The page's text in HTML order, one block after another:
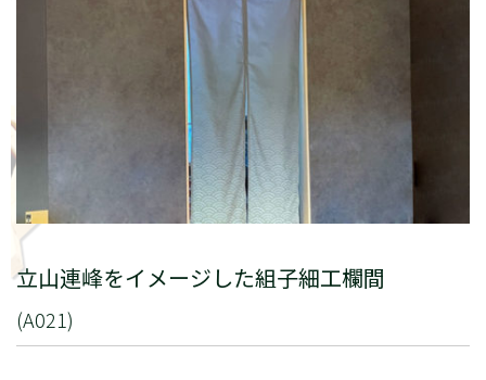
立山連峰をイメージした組子細工欄間
(A021)